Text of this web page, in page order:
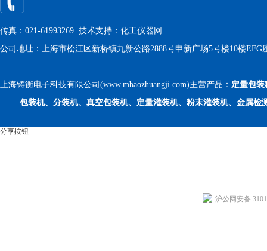
传真：021-61993269 技术支持： 化工仪器网
公司地址：上海市松江区新桥镇九新公路2888号申新广场5号楼10楼EFG
上海铸衡电子科技有限公司(www.mbaozhuangji.com)主营产品： 定量包装
包装机、分装机、真空包装机、定量灌装机、粉末灌装机、金属检
分享按钮
沪公网安备